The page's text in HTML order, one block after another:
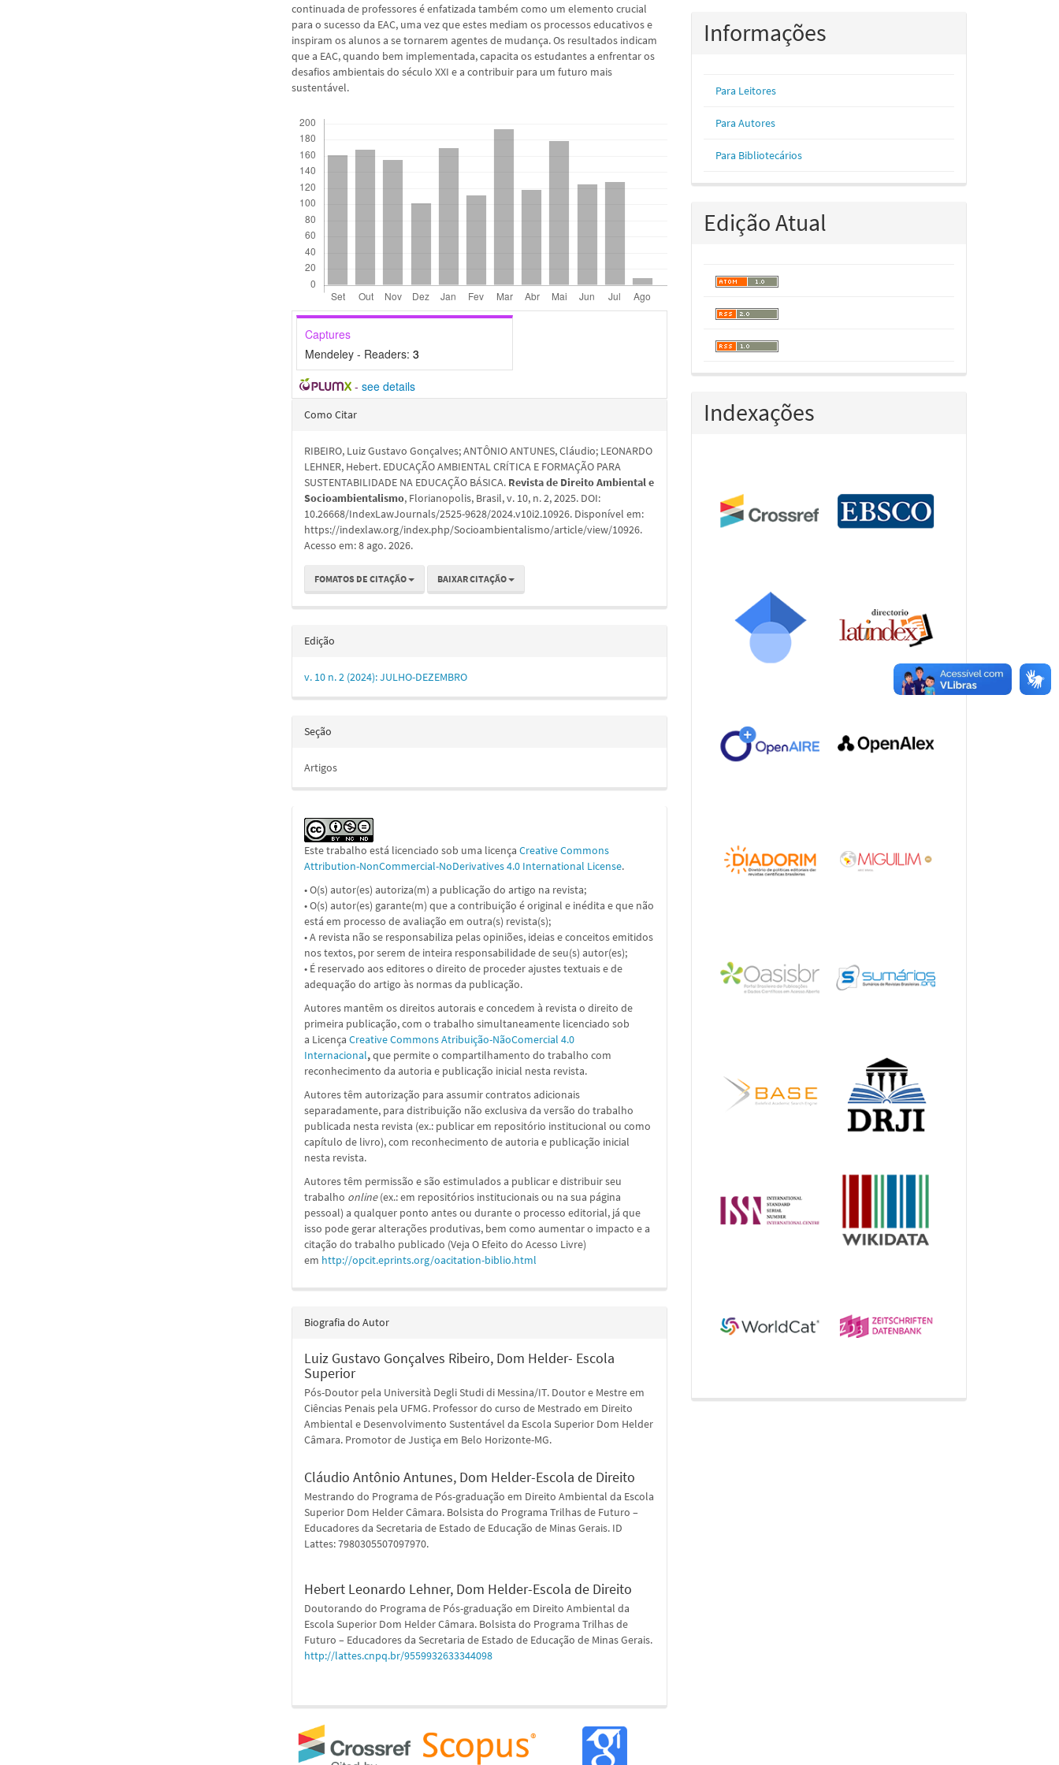
continuada de professores é enfatizada também como um elemento crucial
para o sucesso da EAC, uma vez que estes mediam os processos educativos e
inspiram os alunos a se tornarem agentes de mudança. Os resultados indicam
que a EAC, quando bem implementada, capacita os estudantes a enfrentar os
desafios ambientais do século XXI e a contribuir para um futuro mais
sustentável.
Captures
Mendeley - Readers:3
- see details
Detalhes
artigo
Como Citar
RIBEIRO, Luiz Gustavo Gonçalves; ANTÔNIO ANTUNES, Cláudio; LEONARDO
LEHNER, Hebert. EDUCAÇÃO AMBIENTAL CRÍTICA E FORMAÇÃO PARA
SUSTENTABILIDADE NA EDUCAÇÃO BÁSICA. Revista de Direito Ambiental e
Socioambientalismo, Florianopolis, Brasil, v. 10, n. 2, 2025. DOI:
10.26668/IndexLawJournals/2525-9628/2024.v10i2.10926. Disponível em:
https://indexlaw.org/index.php/Socioambientalismo/article/view/10926.
Acesso em: 8 ago. 2026.
FOMATOS DE CITAÇÃO BAIXAR CITAÇÃO
Edição
v. 10 n. 2 (2024): JULHO-DEZEMBRO
Seção
Artigos
Este trabalho está licenciado sob uma licençaCreative Commons
Attribution-NonCommercial-NoDerivatives 4.0 International License.
• O(s) autor(es) autoriza(m) a publicação do artigo na revista;
• O(s) autor(es) garante(m) que a contribuição é original e inédita e que não
está em processo de avaliação em outra(s) revista(s);
• A revista não se responsabiliza pelas opiniões, ideias e conceitos emitidos
nos textos, por serem de inteira responsabilidade de seu(s) autor(es);
• É reservado aos editores o direito de proceder ajustes textuais e de
adequação do artigo às normas da publicação.
Autores mantêm os direitos autorais e concedem à revista o direito de
primeira publicação, com o trabalho simultaneamente licenciado sob
a LicençaCreative Commons Atribuição-NãoComercial 4.0
Internacional,que permite o compartilhamento do trabalho com
reconhecimento da autoria e publicação inicial nesta revista.
Autores têm autorização para assumir contratos adicionais
separadamente, para distribuição não exclusiva da versão do trabalho
publicada nesta revista (ex.: publicar em repositório institucional ou como
capítulo de livro), com reconhecimento de autoria e publicação inicial
nesta revista.
Autores têm permissão e são estimulados a publicar e distribuir seu
trabalho online(ex.: em repositórios institucionais ou na sua página
pessoal) a qualquer ponto antes ou durante o processo editorial, já que
isso pode gerar alterações produtivas, bem como aumentar o impacto e a
citação do trabalho publicado (Veja O Efeito do Acesso Livre)
em http://opcit.eprints.org/oacitation-biblio.html
Biografia do Autor
Luiz Gustavo Gonçalves Ribeiro, Dom Helder- Escola
Superior
Pós-Doutor pela Università Degli Studi di Messina/IT. Doutor e Mestre em
Ciências Penais pela UFMG. Professor do curso de Mestrado em Direito
Ambiental e Desenvolvimento Sustentável da Escola Superior Dom Helder
Câmara. Promotor de Justiça em Belo Horizonte-MG.
Cláudio Antônio Antunes, Dom Helder-Escola de Direito
Mestrando do Programa de Pós-graduação em Direito Ambiental da Escola
Superior Dom Helder Câmara. Bolsista do Programa Trilhas de Futuro –
Educadores da Secretaria de Estado de Educação de Minas Gerais. ID
Lattes: 7980305507097970.
Hebert Leonardo Lehner, Dom Helder-Escola de Direito
Doutorando do Programa de Pós-graduação em Direito Ambiental da
Escola Superior Dom Helder Câmara. Bolsista do Programa Trilhas de
Futuro – Educadores da Secretaria de Estado de Educação de Minas Gerais.
http://lattes.cnpq.br/9559932633344098
Informações
Para Leitores
Para Autores
Para Bibliotecários
Edição Atual
Indexações